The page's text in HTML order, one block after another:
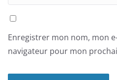
Enregistrer mon nom, mon
navigateur pour mon